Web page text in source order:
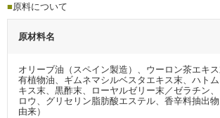
■ 原料について
原材料名
オリーブ油（スペイン製造）、ウーロン茶エキ
有植物油、ギムネマシルベスタエキス末、ハト
キス末、黒酢末、ローヤルゼリー末／ゼラチン
ロウ、グリセリン脂肪酸エステル、香辛料抽出
由来）